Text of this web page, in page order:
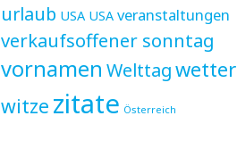
urlaub USA USA veranstaltungen
verkaufsoffener sonntag
vornamen Welttagwetter
witze zitate Österreich